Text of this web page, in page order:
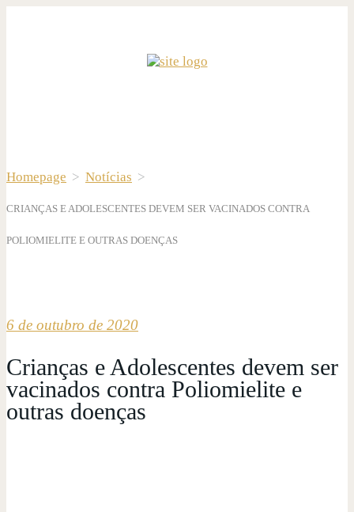
Homepage > Notícias >
CRIANÇAS E ADOLESCENTES DEVEM SER VACINADOS CONTRA
POLIOMIELITE E OUTRAS DOENÇAS
6 de outubro de 2020
Crianças e Adolescentes devem ser
vacinados contra Poliomielite e
outras doenças